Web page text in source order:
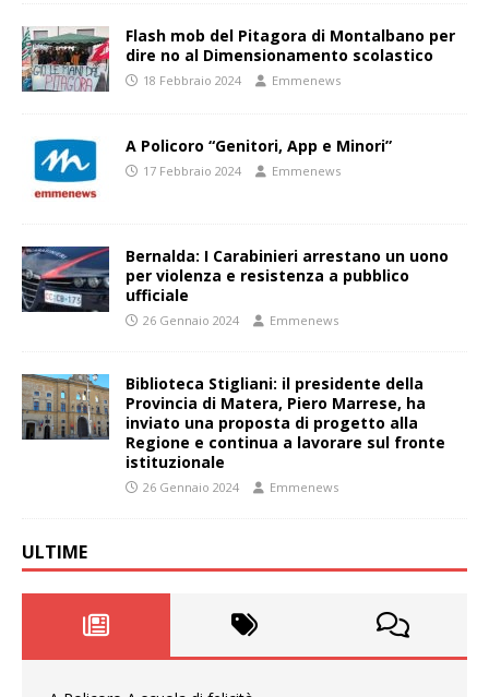
Flash mob del Pitagora di Montalbano per
dire no al Dimensionamento scolastico
18 Febbraio 2024 Emmenews
A Policoro “Genitori, App e Minori”
17 Febbraio 2024 Emmenews
Bernalda: I Carabinieri arrestano un uono
per violenza e resistenza a pubblico
ufficiale
26 Gennaio 2024 Emmenews
Biblioteca Stigliani: il presidente della
Provincia di Matera, Piero Marrese, ha
inviato una proposta di progetto alla
Regione e continua a lavorare sul fronte
istituzionale
26 Gennaio 2024 Emmenews
ULTIME